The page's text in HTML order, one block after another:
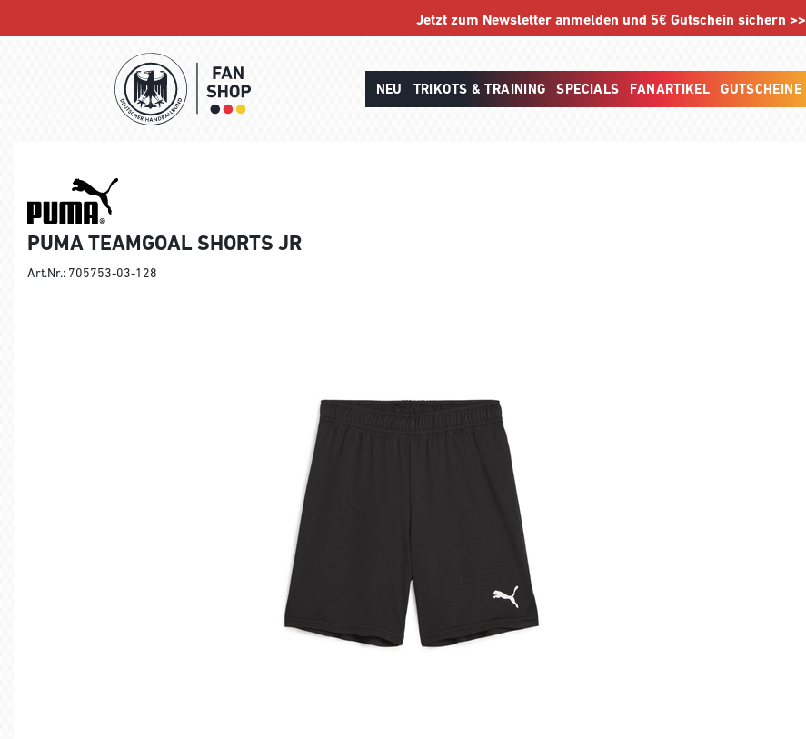
Jetzt zum Newsletter anmelden und 5€ Gutschein sichern >>
NEU TRIKOTS & TRAINING SPECIALS FANARTIKEL GUTSCHEINE
PUMA TEAMGOAL SHORTS JR
Art.Nr.: 705753-03-128